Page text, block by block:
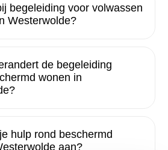
begeleiding voor volwassen
Westerwolde?
de begeleiding
wonen in
hulp rond beschermd
aan?